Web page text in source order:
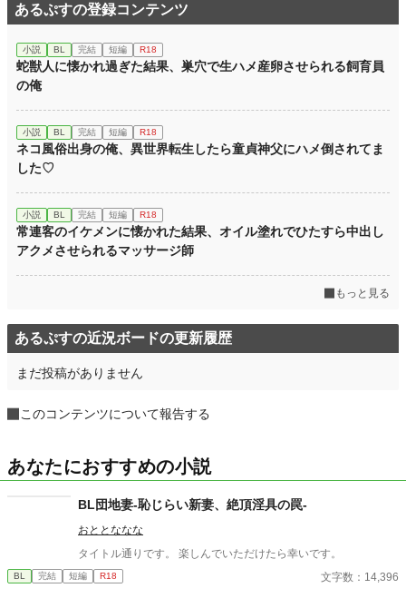
あるぷすの登録コンテンツ
小説 BL 完結 短編 R18
蛇獣人に懐かれ過ぎた結果、巣穴で生ハメ産卵させられる飼育員
の俺
小説 BL 完結 短編 R18
ネコ風俗出身の俺、異世界転生したら童貞神父にハメ倒されてま
した♡
小説 BL 完結 短編 R18
常連客のイケメンに懐かれた結果、オイル塗れでひたすら中出し
アクメさせられるマッサージ師
もっと見る
あるぷすの近況ボードの更新履歴
まだ投稿がありません
このコンテンツについて報告する
あなたにおすすめの小説
BL団地妻-恥じらい新妻、絶頂淫具の罠-
おととななな
タイトル通りです。 楽しんでいただけたら幸いです。
BL 完結 短編 R18 文字数：14,396